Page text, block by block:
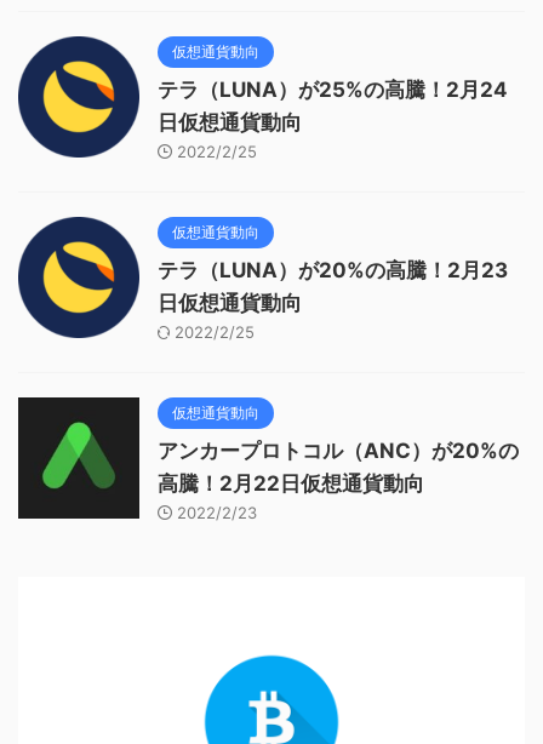
仮想通貨動向
テラ（LUNA）が25%の高騰！2月24
日仮想通貨動向
2022/2/25
仮想通貨動向
テラ（LUNA）が20%の高騰！2月23
日仮想通貨動向
2022/2/25
仮想通貨動向
アンカープロトコル（ANC）が20%の
高騰！2月22日仮想通貨動向
2022/2/23